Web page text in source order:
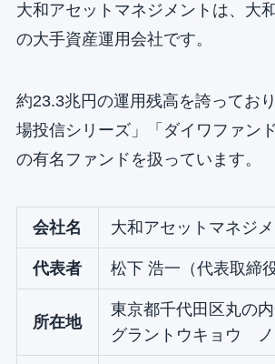
大和アセットマネジメントは、大
の大手資産運用会社です。
約23.3兆円の運用残高を誇ってお
場投信シリーズ」「ダイワファン
の有名ファンドを扱っています。
会社名 大和アセットマネジ
代表者 松下 浩一（代表取締
所在地
東京都千代田区丸の
グラントウキョウ ノ